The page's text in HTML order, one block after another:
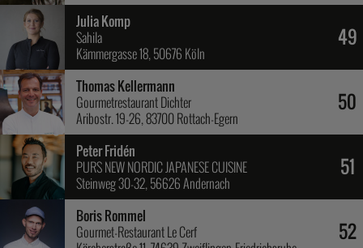
49
Julia Komp
Sahila
Kämmergasse 18, 50676 Köln
50
Thomas Kellermann
Gourmetrestaurant Dichter
Aribostr. 19-26, 83700 Rottach-Egern
51
Peter Fridén
PURS NEW NORDIC JAPANESE CUISINE
Steinweg 30-32, 56626 Andernach
52
Boris Rommel
Gourmet-Restaurant Le Cerf